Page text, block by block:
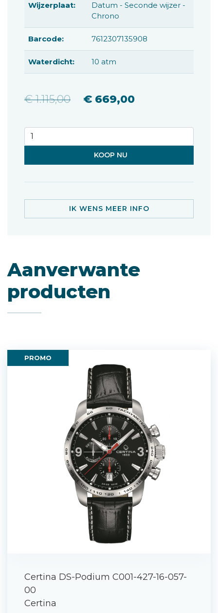
Wijzerplaat:
Datum - Seconde wijzer -
Chrono
Barcode: 7612307135908
Waterdicht: 10 atm
€ 1.115,00 € 669,00
KOOP NU
IK WENS MEER INFO
Aanverwante
producten
PROMO
Certina DS-Podium C001-427-16-057-
00
Certina